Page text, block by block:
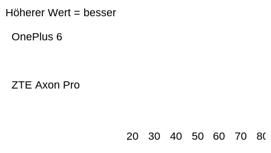
Höherer Wert = besser
ZTE Axon Pro
OnePlus 6
20 30 40 50 60 70 80